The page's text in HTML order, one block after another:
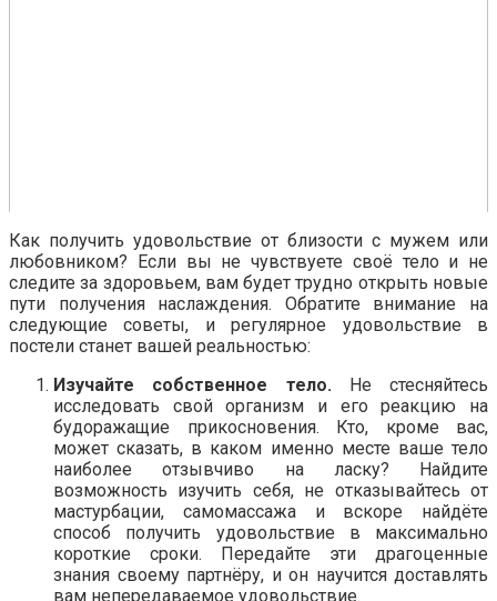
Как получить удовольствие от близости с мужем или
любовником? Если вы не чувствуете своё тело и не
следите за здоровьем, вам будет трудно открыть новые
пути получения наслаждения. Обратите внимание на
следующие советы, и регулярное удовольствие в
постели станет вашей реальностью:
Изучайте собственное тело.Не стесняйтесь
исследовать свой организм и его реакцию на
будоражащие прикосновения. Кто, кроме вас,
может сказать, в каком именно месте ваше тело
наиболее отзывчиво на ласку? Найдите
возможность изучить себя, не отказывайтесь от
мастурбации, самомассажа и вскоре найдёте
способ получить удовольствие в максимально
короткие сроки. Передайте эти драгоценные
знания своему партнёру, и он научится доставлять
вам непередаваемое удовольствие.